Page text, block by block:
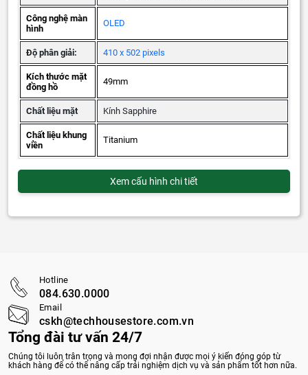
Công nghệ màn
hình
OLED
Độ phân giải: 410 x 502 pixels
Kích thước mặt
đồng hồ
49mm
Chất liệu mặt Kính Sapphire
Chất liệu khung
viền
Titanium
Xem cấu hình chi tiết
Tổng đài tư vấn 24/7
Chúng tôi luôn trân trọng và mong đợi nhận được mọi ý kiến đóng góp từ
khách hàng để có thể nâng cấp trải nghiệm dịch vụ và sản phẩm tốt hơn nữa.
Hotline
084.630.0000
Email
cskh@techhousestore.com.vn